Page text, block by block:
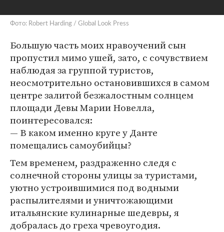
Фото: Robert Harding / Global Look Press
Большую часть моих нравоучений сын
пропустил мимо ушей, зато, с сочувствием
наблюдая за группой туристов,
неосмотрительно остановившихся в самом
центре залитой безжалостным солнцем
площади Девы Марии Новелла,
поинтересовался:
— В каком именно круге у Данте
помещались самоубийцы?
Тем временем, раздраженно следя с
солнечной стороны улицы за туристами,
уютно устроившимися под водными
распылителями и уничтожающими
итальянские кулинарные шедевры, я
добралась до греха чревоугодия.